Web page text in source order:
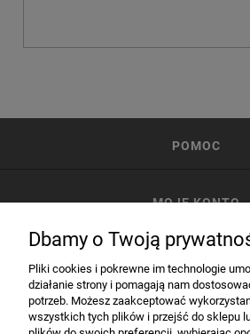
POMOC
MOJE KONTO
INFORMACJE
Dbamy o Twoją
Pliki cookies i pokrewne im technologie
działanie strony i pomagają nam
potrzeb. Możesz zaakceptować
wszystkich tych plików i przejść do sklepu